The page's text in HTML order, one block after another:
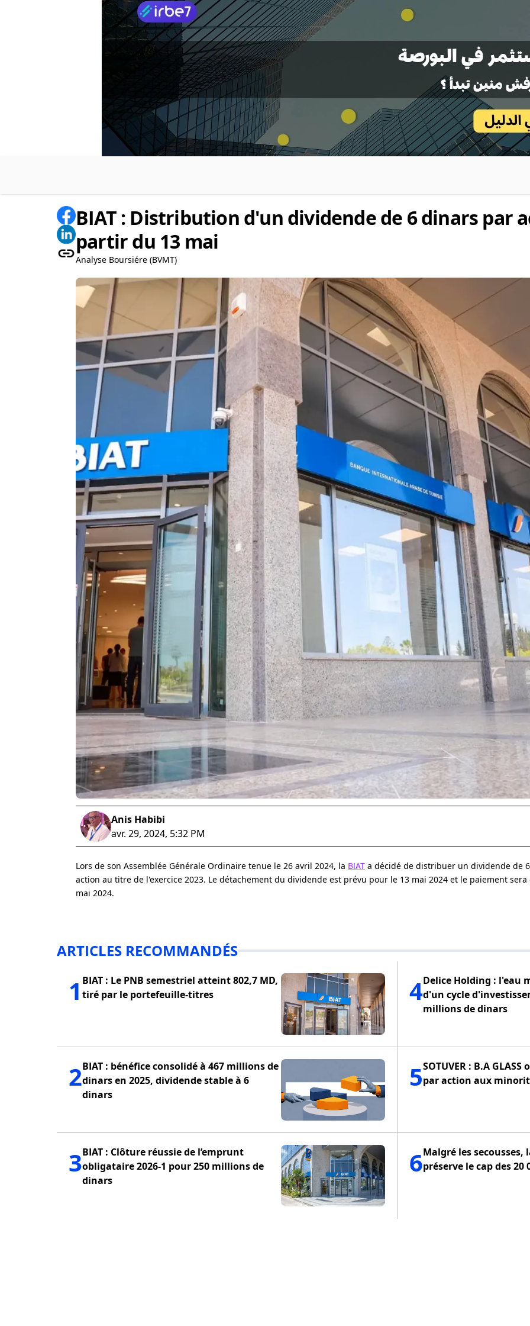
BIAT : Distribution d'un dividende de 6 dinars par
partir du 13 mai
Analyse Boursiére (BVMT)
Anis Habibi
avr. 29, 2024, 5:32 PM
Lors de son Assemblée Générale Ordinaire tenue le 26 avril 2024, la BIAT a décidé de distribuer un dividende de
action au titre de l'exercice 2023. Le détachement du dividende est prévu pour le 13 mai 2024 et le paiement sera
mai 2024.
ARTICLES RECOMMANDÉS
1 BIAT : Le PNB semestriel atteint 802,7 MD,
tiré par le portefeuille-titres
2BIAT : bénéfice consolidé à 467 millions de
dinars en 2025, dividende stable à 6
dinars
3BIAT : Clôture réussie de l’emprunt
obligataire 2026-1 pour 250 millions de
dinars
4Delice Holding : l'eau
d'un cycle
millions de dinars
5SOTUVER : B.A
par action aux
6Malgré les secousses,
préserve le cap des 20